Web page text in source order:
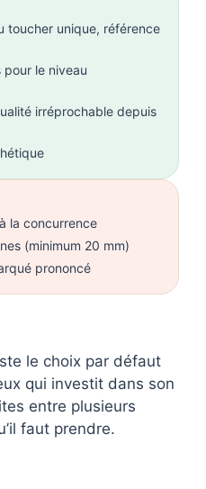
toucher unique, référence
pour le niveau
irréprochable depuis
la concurrence
(minimum 20 mm)
prononcé
le choix par défaut
qui investit dans son
entre plusieurs
faut prendre.